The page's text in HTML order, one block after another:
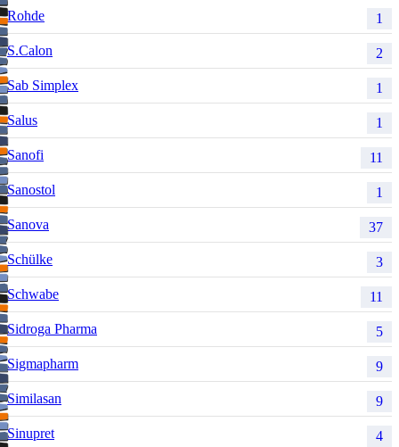
Rohde 1
S.Calon 2
Sab Simplex 1
Salus 1
Sanofi 11
Sanostol 1
Sanova 37
Schülke 3
Schwabe 11
Sidroga Pharma 5
Sigmapharm 9
Similasan 9
Sinupret 4